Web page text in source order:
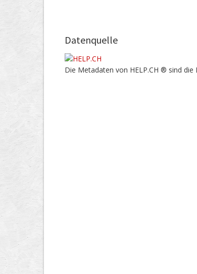
Datenquelle
Die Metadaten von HELP.CH ® sind